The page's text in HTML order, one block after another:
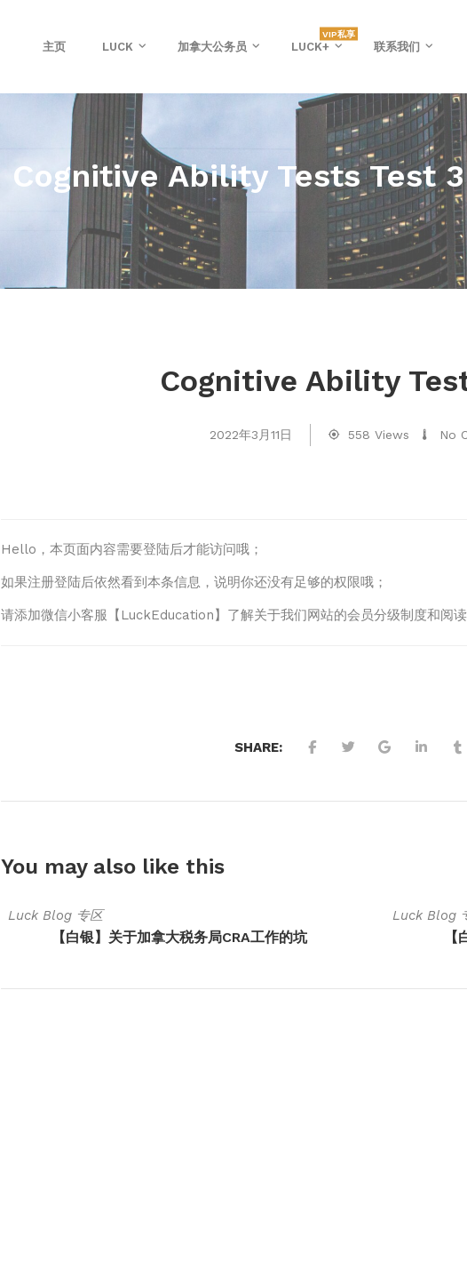
主页 LUCK 加拿大公务员 LUCK+
VIP私享
联系我们
Cognitive Ability Tests Test 3
Cognitive Ability
2022年3月11日 558 Views No
Hello，本页面内容需要登陆后才能访问哦；
如果注册登陆后依然看到本条信息，说明你还没有足够的权限哦；
请添加微信小客服【LuckEducation】了解关于我们网站的会员分级制度和阅读
SHARE:
You may also like this
Luck Blog 专区
【白银】关于加拿大税务局CRA工作的坑
Luck Blog